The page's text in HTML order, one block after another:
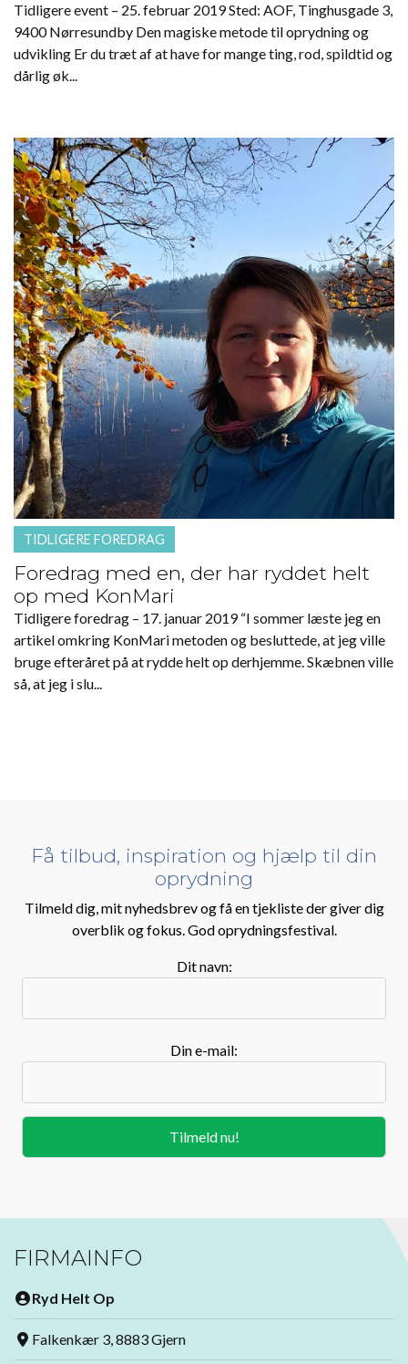
Tidligere event – 25. februar 2019 Sted: AOF, Tinghusgade 3,
9400 Nørresundby Den magiske metode til oprydning og
udvikling Er du træt af at have for mange ting, rod, spildtid og
dårlig øk...
TIDLIGERE FOREDRAG
Foredrag med en, der har ryddet helt
op med KonMari
Tidligere foredrag – 17. januar 2019 “I sommer læste jeg en
artikel omkring KonMari metoden og besluttede, at jeg ville
bruge efteråret på at rydde helt op derhjemme. Skæbnen ville
så, at jeg i slu...
Få tilbud, inspiration og hjælp til din
oprydning
Tilmeld dig, mit nyhedsbrev og få en tjekliste der giver dig
overblik og fokus. God oprydningsfestival.
Dit navn:
Din e-mail:
FIRMAINFO
Ryd Helt Op
Falkenkær 3, 8883 Gjern